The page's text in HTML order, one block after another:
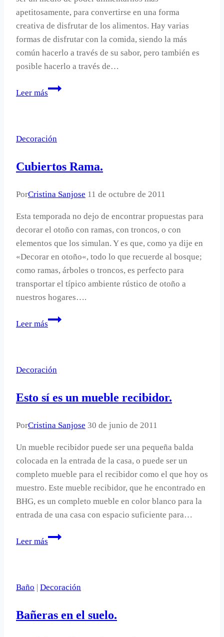
apetitosamente, para convertirse en una forma
creativa de disfrutar de los alimentos. Hay varias
formas de disfrutar con la comida, siendo la más
común hacerlo a través de su sabor, pero también es
posible hacerlo a través de…
Leer más
Galletas
Decoración
Cubiertos Rama.
PorCristina Sanjose 11 de octubre de 2011
Esta temporada no dejo de encontrar propuestas para
decorar el otoño con ramas, con troncos, o con
elementos que los simulan. Y es que, como ya dije en
«Decorar en otoño«, todo lo que recuerde al bosque;
como ramas, árboles o troncos, es perfecto para
transportar el típico ambiente rústico de otoño a
nuestros hogares….
Leer más
Cubiertos
Decoración
Esto sí es un mueble recibidor.
PorCristina Sanjose 30 de junio de 2011
Un mueble recibidor puede ser una pequeña balda
colocada en la entrada de la casa, o puede ser un
completo mueble para el recibidor como el que hoy os
muestro. Este mueble recibidor, que he encontrado en
BHG, es un completo mueble en color blanco para la
entrada de una casa con espacio suficiente para…
Leer más
Esto
mueble
Baño | Decoración
Bañeras en el suelo.